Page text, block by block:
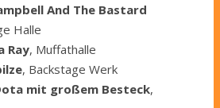
And The Bastard
Halle
Ray, Muffathalle
, Backstage Werk
mit großem Besteck,